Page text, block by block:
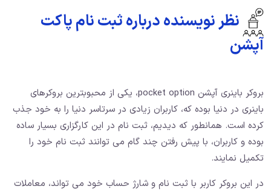
نظر نویسنده درباره ثبت نام پاکت
آپشن
بروکر باینری آپشن pocket option، یکی از محبوبترین بروکرهای
باینری در دنیا بوده که، کاربران زیادی در سرتاسر دنیا را به خود جذب
کرده است. همانطور که دیدیم، ثبت نام در این کارگزاری بسیار ساده
بوده و کاربران، با پیش رفتن چند گام می توانند ثبت نام خود را
تکمیل نمایند.
در این بروکر کاربر با ثبت نام و شارژ حساب خود می تواند، معاملات